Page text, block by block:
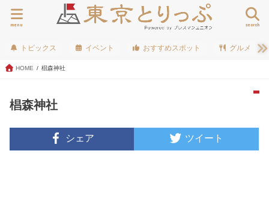
search
menu
トピックス イベント おすすめスポット グルメ
HOME 椙森神社
椙森神社
シェア ツイート